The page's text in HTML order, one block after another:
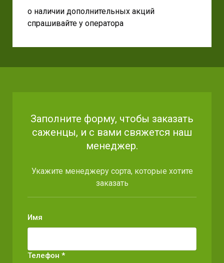
о наличии дополнительных акций
спрашивайте у оператора
Заполните форму, чтобы заказать
саженцы, и с вами свяжется наш
менеджер.
Укажите менеджеру сорта, которые хотите
заказать
Имя
Телефон *